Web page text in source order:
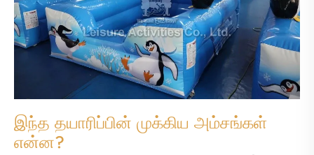
இந்த தயாரிப்பின் முக்கிய அம்சங்கள்
என்ன?